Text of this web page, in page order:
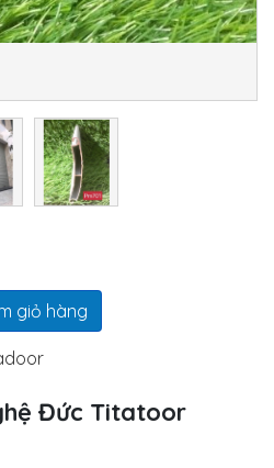
giỏ hàng
Đức Titatoor